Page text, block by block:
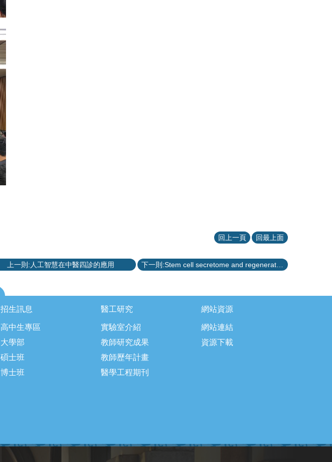
回上一頁 回最上面
上一則:人工智慧在中醫四診的應用
招生訊息
高中生專區
大學部
碩士班
博士班
醫工研究
實驗室介紹
教師研究成果
教師歷年計畫
醫學工程期刊
網站資源
網站連結
資源下載